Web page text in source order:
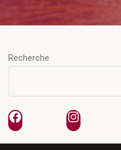
Recherche
Facebook